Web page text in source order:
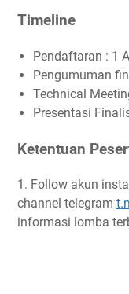
Timeline
Pendaftaran : 1
Pengumuman
Technical
Presentasi
Ketentuan
1. Follow akun
channel telegram
informasi lomba